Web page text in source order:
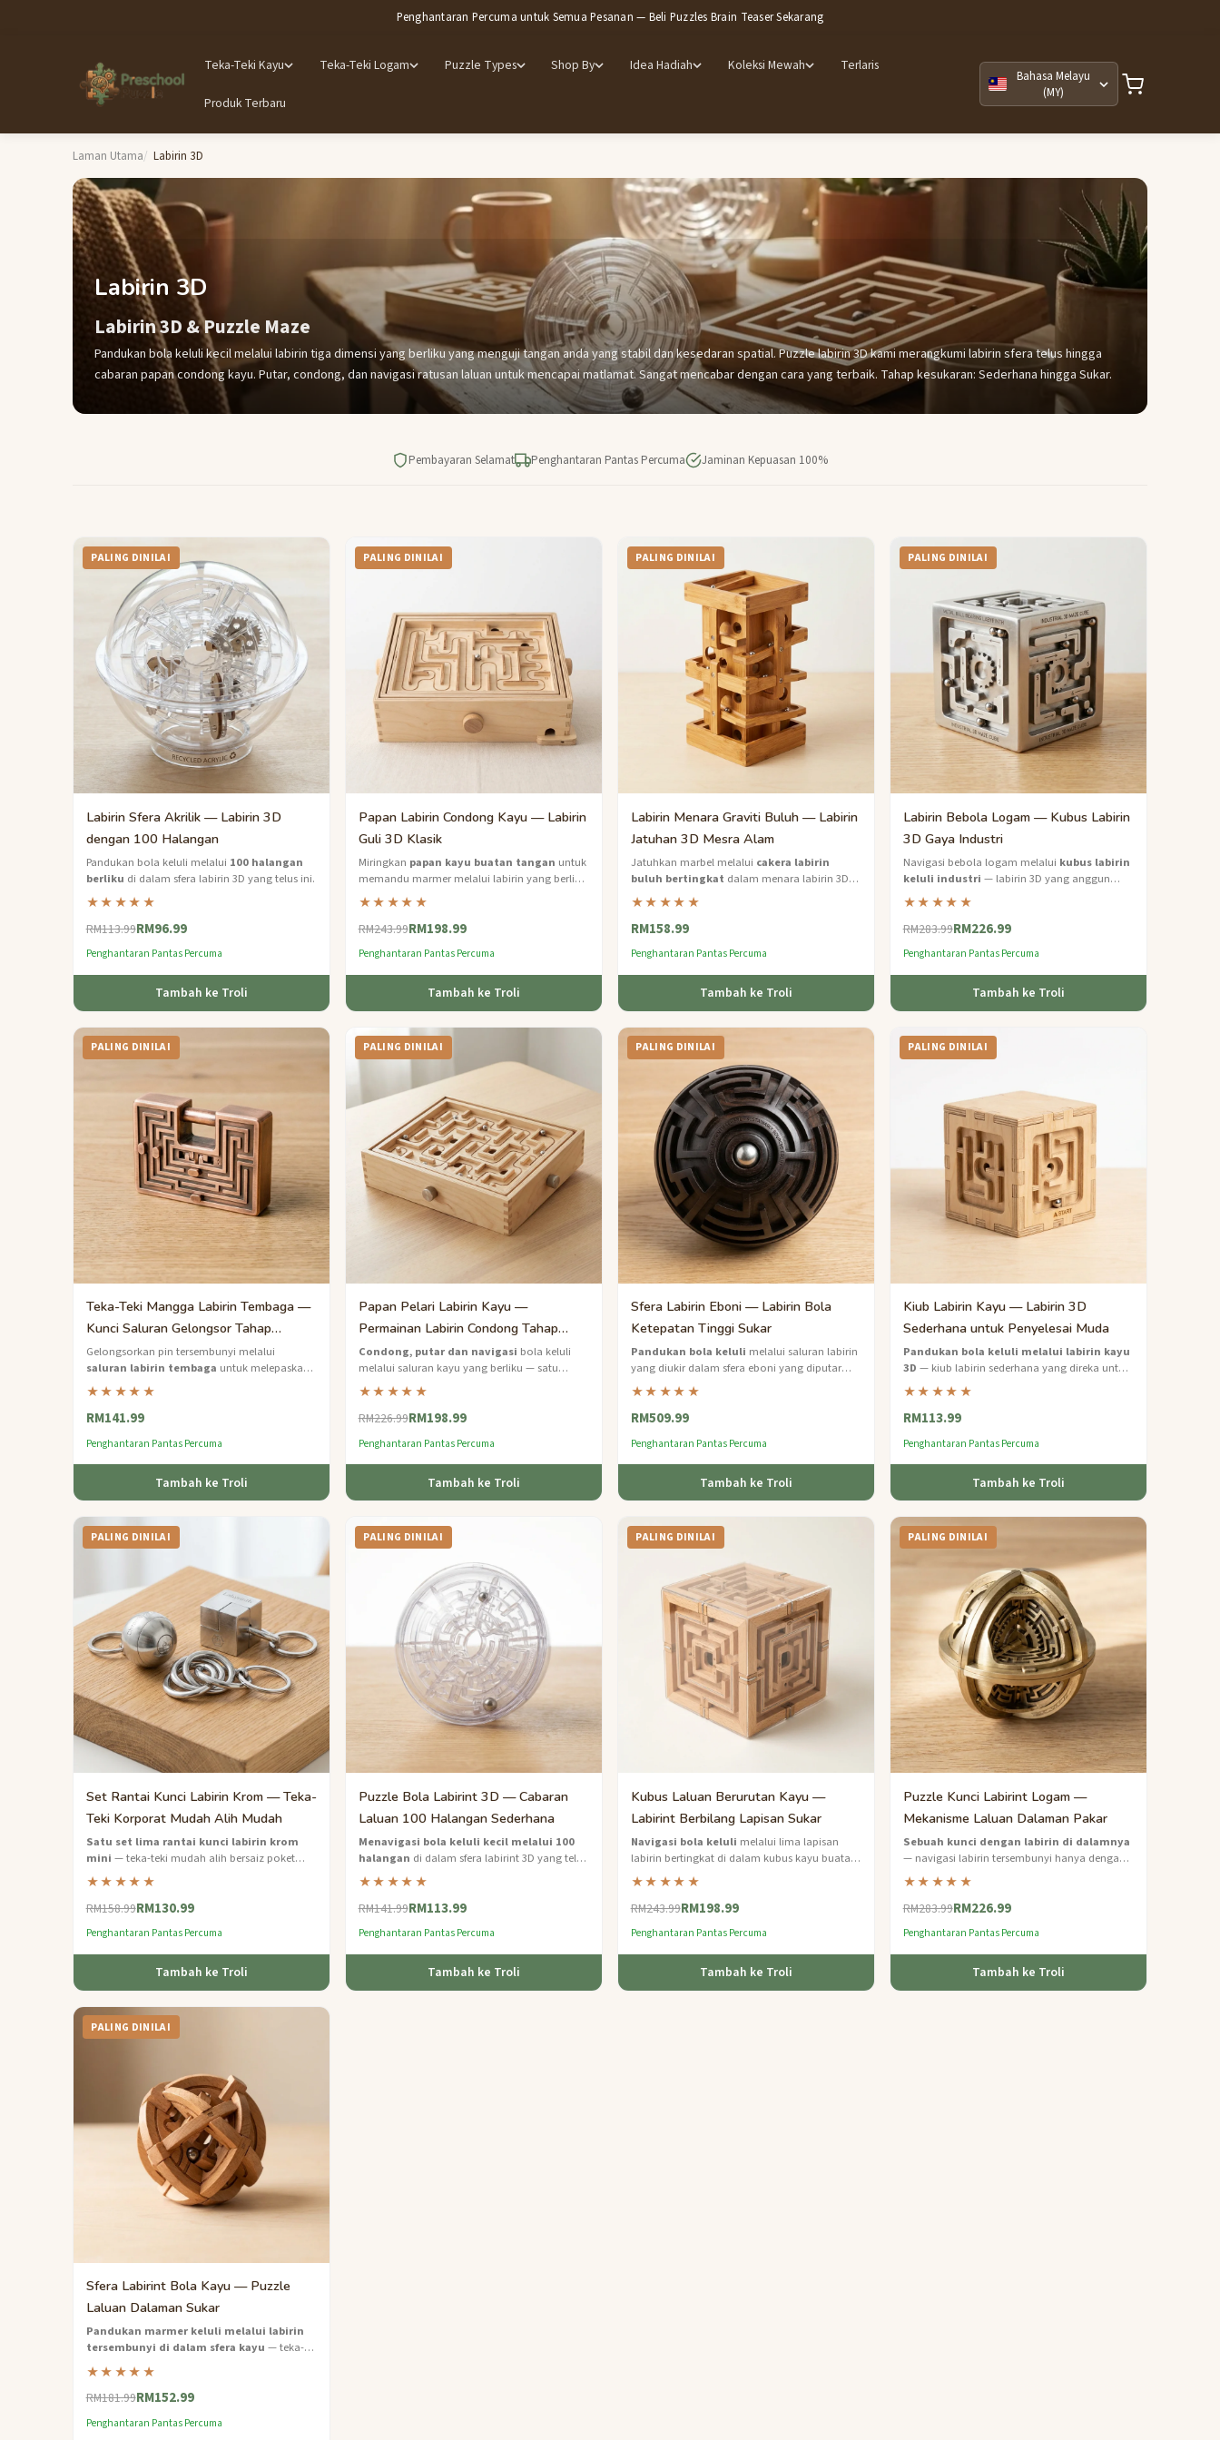
Penghantaran Percuma untuk Semua Pesanan — Beli Puzzles Brain Teaser Sekarang
Teka-Teki Kayu Teka-Teki Logam Puzzle Types Shop By Idea Hadiah Koleksi Mewah Terlaris
Produk Terbaru
Bahasa Melayu
(MY)
Laman Utama Labirin 3D
Labirin 3D
Labirin 3D & Puzzle Maze
Pandukan bola keluli kecil melalui labirin tiga dimensi yang berliku yang menguji tangan anda yang stabil dan kesedaran spatial. Puzzle labirin 3D kami merangkumi labirin sfera telus hingga
cabaran papan condong kayu. Putar, condong, dan navigasi ratusan laluan untuk mencapai matlamat. Sangat mencabar dengan cara yang terbaik. Tahap kesukaran: Sederhana hingga Sukar.
Pembayaran Selamat Penghantaran Pantas Percuma Jaminan Kepuasan 100%
PALING DINILAI
Labirin Sfera Akrilik — Labirin 3D
dengan 100 Halangan
Pandukan bola keluli melalui 100 halangan
berliku di dalam sfera labirin 3D yang telus ini.
★★★★★
RM113.99RM96.99
Penghantaran Pantas Percuma
Tambah ke Troli
PALING DINILAI
Papan Labirin Condong Kayu — Labirin
Guli 3D Klasik
Miringkan papan kayu buatan tangan untuk
memandu marmer melalui labirin yang berliku
— cabaran 3D yang abadi.
★★★★★
RM243.99RM198.99
Penghantaran Pantas Percuma
Tambah ke Troli
PALING DINILAI
Labirin Menara Graviti Buluh — Labirin
Jatuhan 3D Mesra Alam
Jatuhkan marbel melalui cakera labirin
buluh bertingkat dalam menara labirin 3D
berkuasa graviti ini.
★★★★★
RM158.99
Penghantaran Pantas Percuma
Tambah ke Troli
PALING DINILAI
Labirin Bebola Logam — Kubus Labirin
3D Gaya Industri
Navigasi bebola logam melalui kubus labirin
keluli industri — labirin 3D yang anggun
untuk peminat teka-teki.
★★★★★
RM283.99RM226.99
Penghantaran Pantas Percuma
Tambah ke Troli
PALING DINILAI
Teka-Teki Mangga Labirin Tembaga —
Kunci Saluran Gelongsor Tahap
Sederhana
Gelongsorkan pin tersembunyi melalui
saluran labirin tembaga untuk melepaskan
pengikat pada teka-teki mangga unik ini.
★★★★★
RM141.99
Penghantaran Pantas Percuma
Tambah ke Troli
PALING DINILAI
Papan Pelari Labirin Kayu —
Permainan Labirin Condong Tahap
Sederhana
Condong, putar dan navigasi bola keluli
melalui saluran kayu yang berliku — satu
labirin tangan yang meningkatkan koordinasi
dan kesabaran.
★★★★★
RM226.99RM198.99
Penghantaran Pantas Percuma
Tambah ke Troli
PALING DINILAI
Sfera Labirin Eboni — Labirin Bola
Ketepatan Tinggi Sukar
Pandukan bola keluli melalui saluran labirin
yang diukir dalam sfera eboni yang diputar
dengan tepat — teka-teki mewah yang
menyentuh.
★★★★★
RM509.99
Penghantaran Pantas Percuma
Tambah ke Troli
PALING DINILAI
Kiub Labirin Kayu — Labirin 3D
Sederhana untuk Penyelesai Muda
Pandukan bola keluli melalui labirin kayu
3D — kiub labirin sederhana yang direka untuk
minda ingin tahu berumur 9 hingga 12 tahun.
★★★★★
RM113.99
Penghantaran Pantas Percuma
Tambah ke Troli
PALING DINILAI
Set Rantai Kunci Labirin Krom — Teka-
Teki Korporat Mudah Alih Mudah
Satu set lima rantai kunci labirin krom
mini — teka-teki mudah alih bersaiz poket
yang menjadikan hadiah korporat yang tidak
dapat dilupakan.
★★★★★
RM158.99RM130.99
Penghantaran Pantas Percuma
Tambah ke Troli
PALING DINILAI
Puzzle Bola Labirint 3D — Cabaran
Laluan 100 Halangan Sederhana
Menavigasi bola keluli kecil melalui 100
halangan di dalam sfera labirint 3D yang telus
— terlaris kami yang paling ketagihan.
★★★★★
RM141.99RM113.99
Penghantaran Pantas Percuma
Tambah ke Troli
PALING DINILAI
Kubus Laluan Berurutan Kayu —
Labirint Berbilang Lapisan Sukar
Navigasi bola keluli melalui lima lapisan
labirin bertingkat di dalam kubus kayu buatan
tangan ini — cabaran serius untuk remaja dan
dewasa.
★★★★★
RM243.99RM198.99
Penghantaran Pantas Percuma
Tambah ke Troli
PALING DINILAI
Puzzle Kunci Labirint Logam —
Mekanisme Laluan Dalaman Pakar
Sebuah kunci dengan labirin di dalamnya
— navigasi labirin tersembunyi hanya dengan
rasa untuk mencari kombinasi dan
membukanya.
★★★★★
RM283.99RM226.99
Penghantaran Pantas Percuma
Tambah ke Troli
PALING DINILAI
Sfera Labirint Bola Kayu — Puzzle
Laluan Dalaman Sukar
Pandukan marmer keluli melalui labirin
tersembunyi di dalam sfera kayu — teka-
teki labirin buatan tangan yang sukar yang
menguji kesabaran dan ketepatan.
★★★★★
RM181.99RM152.99
Penghantaran Pantas Percuma